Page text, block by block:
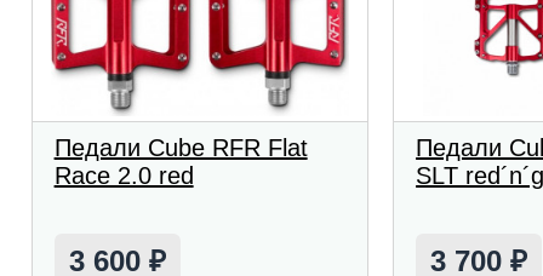
Педали Cube RFR Flat
Race 2.0 red
3 600 ₽
Педали
SLT
3 700₽